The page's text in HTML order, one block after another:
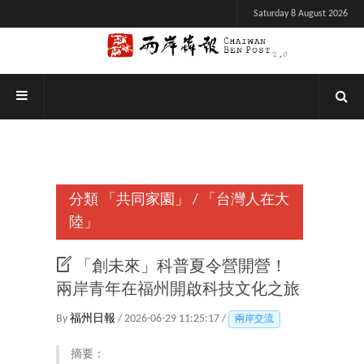
Saturday 8 August 2026
分類 「共同家園」 /
「台灣人在大
陸」
「創未來」科普夏令營開營！
兩岸青年在福州開啟科技文化之旅
By 福州日報 / 2026-06-29 11:25:17 / 兩岸交流
摘要：